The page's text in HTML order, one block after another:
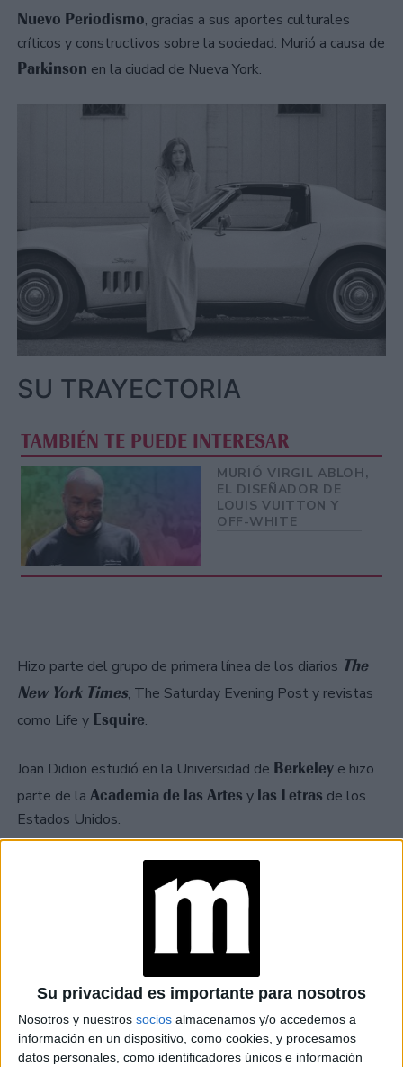
Su privacidad es importante para nosotros
Nosotros y nuestros socios almacenamos y/o accedemos a
información en un dispositivo, como cookies, y procesamos
datos personales, como identificadores únicos e información
Nuevo Periodismo, gracias a sus aportes culturales
críticos y constructivos sobre la sociedad. Murió a causa de
Parkinson en la ciudad de Nueva York.
SU TRAYECTORIA
TAMBIÉN TE PUEDE INTERESAR
MURIÓ VIRGIL ABLOH,
EL DISEÑADOR DE
LOUIS VUITTON Y
OFF-WHITE
Hizo parte del grupo de primera línea de los diarios The
New York Times, The Saturday Evening Post y revistas
como Life y Esquire.
Joan Didion estudió en la Universidad de Berkeley e hizo
parte de la Academia de las Artes y las Letras de los
Estados Unidos.
Hollywood y al mundo del
periodismo, dónde sus aportes fueron más allá de los
que marcó la vida de sus colegas y amigos.
GALERÍA DE IMÁGENES